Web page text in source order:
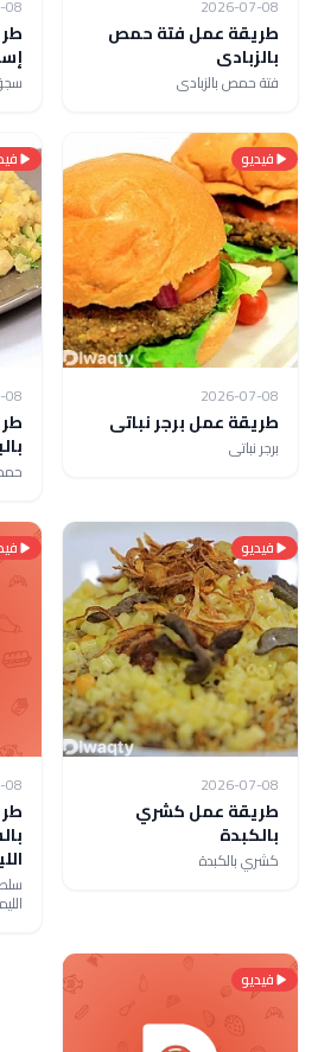
2026-07-08
طريقة عمل فتة حمص
بالزبادى
فتة حمص بالزبادى
08
فيديو
2026-07-08
طريقة عمل برجر نباتى
برجر نباتى
08
فيديو
2026-07-08
طريقة عمل كشري
بالكبدة
كشري بالكبدة
08
فيديو